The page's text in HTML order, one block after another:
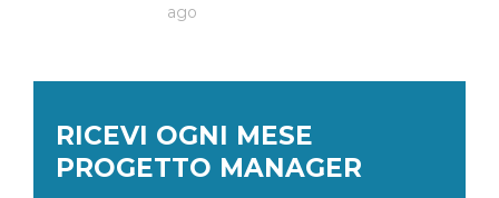
ago
RICEVI OGNI MESE
PROGETTO MANAGER